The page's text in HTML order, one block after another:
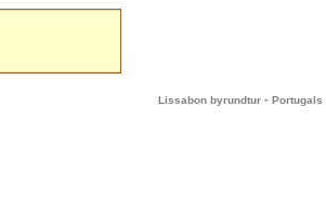
Lissabon byrundtur - Portugals